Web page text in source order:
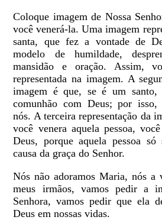
Coloque imagem de Nossa
você venerá-la. Uma imagem
santa, que fez a vontade de
modelo de humildade,
mansidão e oração. Assim,
representada na imagem. A
imagem é que, se é um santo,
comunhão com Deus; por isso,
nós. A terceira representação da
você venera aquela pessoa,
Deus, porque aquela pessoa
causa da graça do Senhor.
Nós não adoramos Maria, nós a
meus irmãos, vamos pedir a
Senhora, vamos pedir que ela
Deus em nossas vidas.